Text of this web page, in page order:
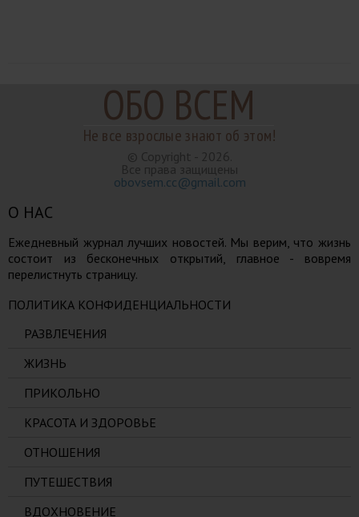
ОБО ВСЕМ
Не все взрослые знают об этом!
© Copyright - 2026.
Все права защищены
obovsem.cc@gmail.com
О НАС
Ежедневный журнал лучших новостей. Мы верим, что жизнь
состоит из бесконечных открытий, главное - вовремя
перелистнуть страницу.
ПОЛИТИКА КОНФИДЕНЦИАЛЬНОСТИ
РАЗВЛЕЧЕНИЯ
ЖИЗНЬ
ПРИКОЛЬНО
КРАСОТА И ЗДОРОВЬЕ
ОТНОШЕНИЯ
ПУТЕШЕСТВИЯ
ВДОХНОВЕНИЕ